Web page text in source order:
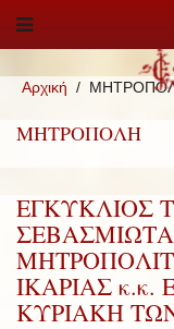
Αρχική
ΜΗΤΡΟΠΟΛΗ
ΕΓΚΥΚΛΙΟΣ
ΙΚΑΡΙΑΣ κ.κ.
ΚΥΡΙΑΚΗ